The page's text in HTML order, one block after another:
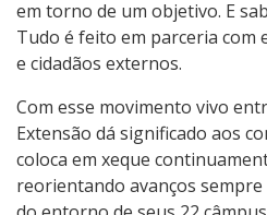
em torno de um objetivo. E
Tudo é feito em parceria com
e cidadãos externos.
Com esse movimento vivo
Extensão dá significado aos
coloca em xeque
reorientando avanços